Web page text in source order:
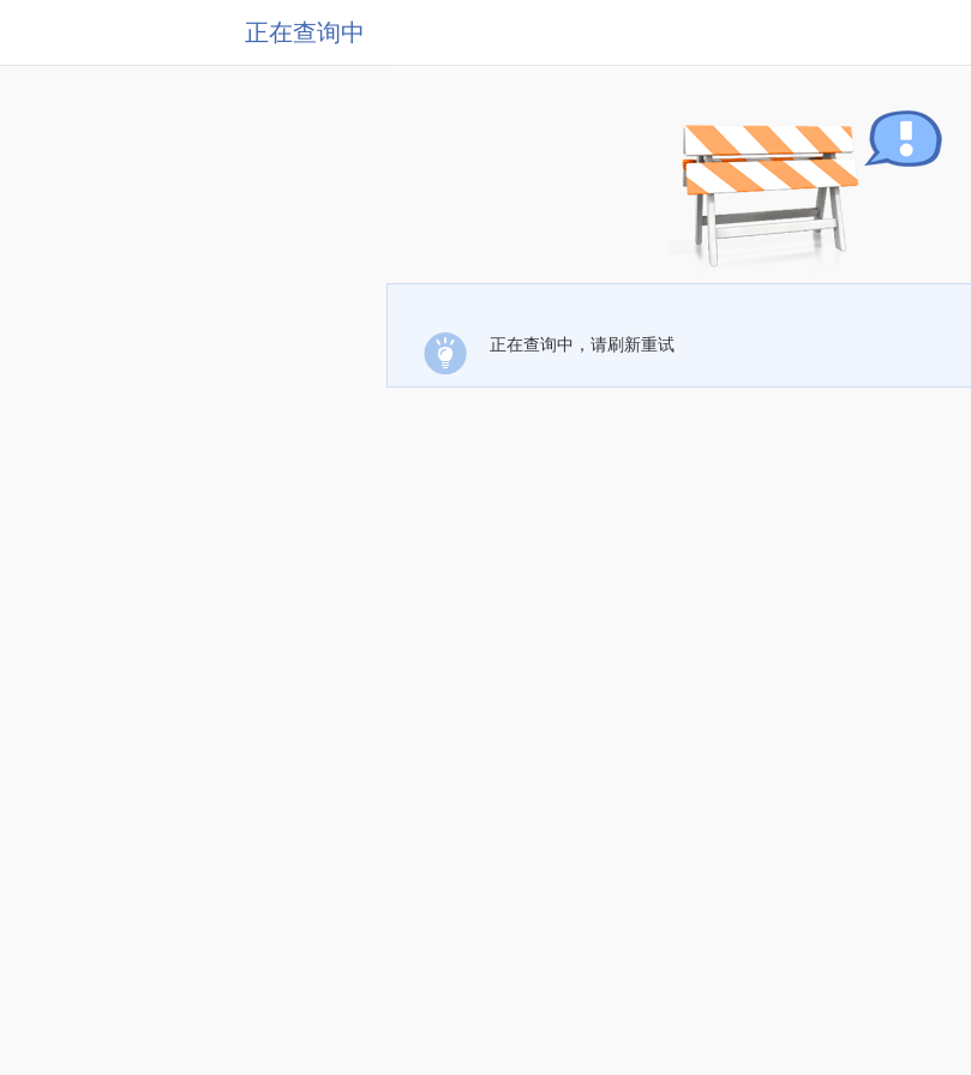
正在查询中
正在查询中，请刷新重试